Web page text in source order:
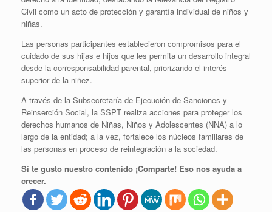
Civil como un acto de protección y garantía individual de niños y
niñas.
Las personas participantes establecieron compromisos para el
cuidado de sus hijas e hijos que les permita un desarrollo integral
desde la corresponsabilidad parental, priorizando el interés
superior de la niñez.
A través de la Subsecretaría de Ejecución de Sanciones y
Reinserción Social, la SSPT realiza acciones para proteger los
derechos humanos de Niñas, Niños y Adolescentes (NNA) a lo
largo de la entidad; a la vez, fortalece los núcleos familiares de
las personas en proceso de reintegración a la sociedad.
Si te gusto nuestro contenido ¡Comparte! Eso nos ayuda a
crecer.